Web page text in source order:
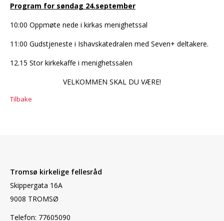
Program for søndag 24.september
10:00 Oppmøte nede i kirkas menighetssal
11:00 Gudstjeneste i Ishavskatedralen med Seven+ deltakere.
12.15 Stor kirkekaffe i menighetssalen
VELKOMMEN SKAL DU VÆRE!
Tilbake
Tromsø kirkelige fellesråd
Skippergata 16A
9008 TROMSØ
Telefon: 77605090